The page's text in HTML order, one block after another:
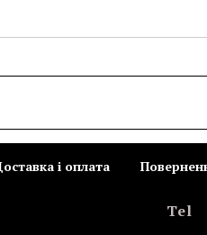
і оплата
Tel